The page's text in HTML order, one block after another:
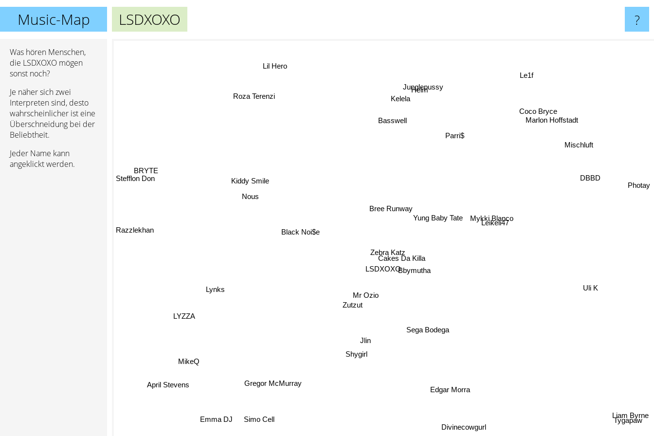
Music-Map LSDXOXO ?
Was hören Menschen,
die LSDXOXO mögen
sonst noch?
Je näher sich zwei
Interpreten sind, desto
wahrscheinlicher ist eine
Überschneidung bei der
Beliebtheit.
Jeder Name kann
angeklickt werden.
LSDXOXO
Cakes Da Killa
Bbymutha
Zebra Katz
Zutzut
Mr Ozio
Jlin
Sega Bodega
Black Noi$e
Bree Runway
Yung Baby Tate
Lynks
Mykki Blanco
Leikeli47
Parri$
Kiddy Smile
Junglepussy
LYZZA
Divinecowgurl
Kelela
MikeQ
Gregor McMurray
Edgar Morra
Uli K
Helm
Basswell
DBBD
Le1f
Coco Bryce
Roza Terenzi
Lil Hero
Mischluft
Photay
Marlon Hoffstadt
Stefflon Don
Emma DJ
April Stevens
Tygapaw
Liam Byrne
BRYTE
Razzlekhan